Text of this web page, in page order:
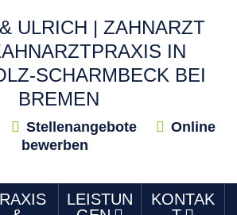
Stellenangebote
Online
bewerben
LEISTUN
KONTAK